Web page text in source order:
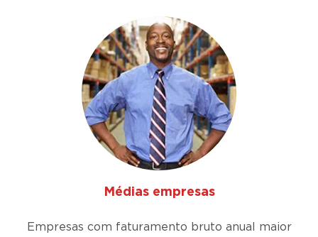
Médias empresas
Empresas com faturamento bruto anual maior